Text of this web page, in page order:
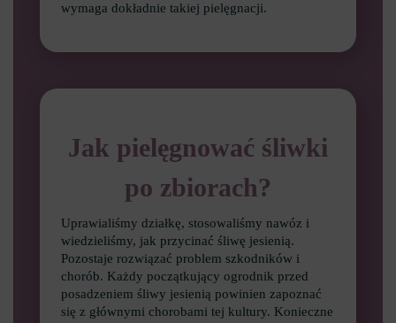
wymaga dokładnie takiej pielęgnacji.
Jak pielęgnować śliwki
po zbiorach?
Uprawialiśmy działkę, stosowaliśmy nawóz i
wiedzieliśmy, jak przycinać śliwę jesienią.
Pozostaje rozwiązać problem szkodników i
chorób. Każdy początkujący ogrodnik przed
posadzeniem śliwy jesienią powinien zapoznać
się z głównymi chorobami tej kultury. Konieczne